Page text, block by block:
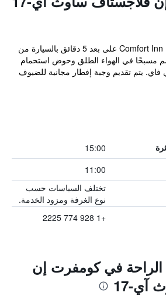
يقع Comfort Inn I-17 & I-40 Flagstaff على بعد 5 دقائق بالسيارة من
مسبحًا في الهواء الطلق وحوض استحمام
يتم تقديم وجبة إفطار مجانية للضيوف
15:00
11:00
تختلف السياسات حسب
نوع الغرفة ومزود الخدمة.
+1 928 774 2225
الراحة في كومفرت إن
آي-17